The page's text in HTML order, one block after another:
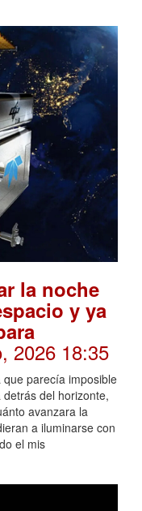
la noche
y ya
2026 18:35
parecía imposible
del horizonte,
avanzara la
a iluminarse con
el mis